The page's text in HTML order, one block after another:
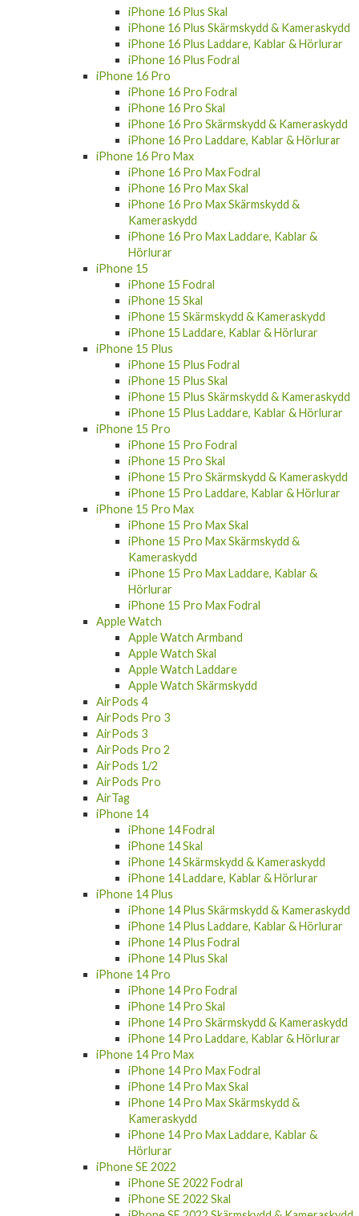
iPhone 16 Plus Skal
iPhone 16 Plus Skärmskydd & Kameraskydd
iPhone 16 Plus Laddare, Kablar & Hörlurar
iPhone 16 Plus Fodral
iPhone 16 Pro
iPhone 16 Pro Fodral
iPhone 16 Pro Skal
iPhone 16 Pro Skärmskydd & Kameraskydd
iPhone 16 Pro Laddare, Kablar & Hörlurar
iPhone 16 Pro Max
iPhone 16 Pro Max Fodral
iPhone 16 Pro Max Skal
iPhone 16 Pro Max Skärmskydd &
Kameraskydd
iPhone 16 Pro Max Laddare, Kablar &
Hörlurar
iPhone 15
iPhone 15 Fodral
iPhone 15 Skal
iPhone 15 Skärmskydd & Kameraskydd
iPhone 15 Laddare, Kablar & Hörlurar
iPhone 15 Plus
iPhone 15 Plus Fodral
iPhone 15 Plus Skal
iPhone 15 Plus Skärmskydd & Kameraskydd
iPhone 15 Plus Laddare, Kablar & Hörlurar
iPhone 15 Pro
iPhone 15 Pro Fodral
iPhone 15 Pro Skal
iPhone 15 Pro Skärmskydd & Kameraskydd
iPhone 15 Pro Laddare, Kablar & Hörlurar
iPhone 15 Pro Max
iPhone 15 Pro Max Skal
iPhone 15 Pro Max Skärmskydd &
Kameraskydd
iPhone 15 Pro Max Laddare, Kablar &
Hörlurar
iPhone 15 Pro Max Fodral
Apple Watch
Apple Watch Armband
Apple Watch Skal
Apple Watch Laddare
Apple Watch Skärmskydd
AirPods 4
AirPods Pro 3
AirPods 3
AirPods Pro 2
AirPods 1/2
AirPods Pro
AirTag
iPhone 14
iPhone 14 Fodral
iPhone 14 Skal
iPhone 14 Skärmskydd & Kameraskydd
iPhone 14 Laddare, Kablar & Hörlurar
iPhone 14 Plus
iPhone 14 Plus Skärmskydd & Kameraskydd
iPhone 14 Plus Laddare, Kablar & Hörlurar
iPhone 14 Plus Fodral
iPhone 14 Plus Skal
iPhone 14 Pro
iPhone 14 Pro Fodral
iPhone 14 Pro Skal
iPhone 14 Pro Skärmskydd & Kameraskydd
iPhone 14 Pro Laddare, Kablar & Hörlurar
iPhone 14 Pro Max
iPhone 14 Pro Max Fodral
iPhone 14 Pro Max Skal
iPhone 14 Pro Max Skärmskydd &
Kameraskydd
iPhone 14 Pro Max Laddare, Kablar &
Hörlurar
iPhone SE 2022
iPhone SE 2022 Fodral
iPhone SE 2022 Skal